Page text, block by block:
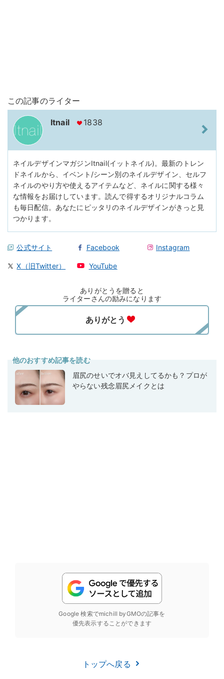
この記事のライター
Itnail 1838
ネイルデザインマガジンItnail(イットネイル)。最新のトレン
ドネイルから、イベント/シーン別のネイルデザイン、セルフ
ネイルのやり方や使えるアイテムなど、ネイルに関する様々
な情報をお届けしています。読んで得するオリジナルコラム
も毎日配信。あなたにピッタリのネイルデザインがきっと見
つかります。
公式サイト Facebook Instagram
X（旧Twitter） YouTube
ありがとうを贈ると
ライターさんの励みになります
他のおすすめ記事を読む
眉尻のせいでオバ見えしてるかも？プロが
やらない残念眉尻メイクとは
Google 検索でmichill byGMOの記事を
優先表示することができます
トップへ戻る